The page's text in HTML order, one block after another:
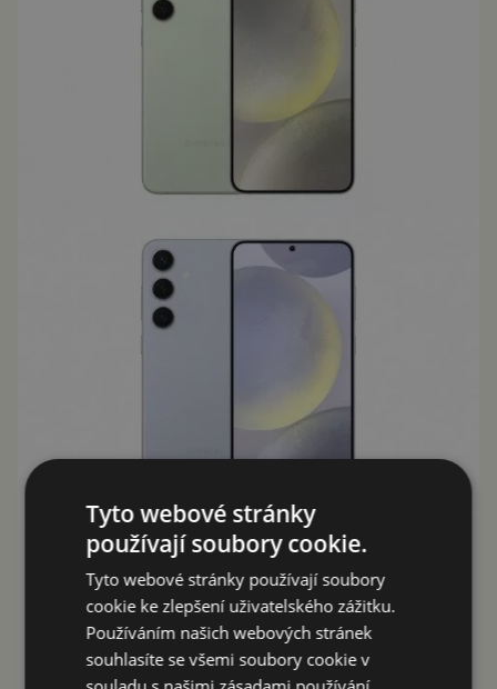
Tyto webové stránky
používají soubory cookie.
Tyto webové stránky používají soubory
cookie ke zlepšení uživatelského zážitku.
Používáním našich webových stránek
souhlasíte se všemi soubory cookie v